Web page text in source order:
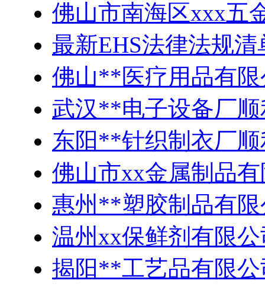
佛山市南海区xxx五
最新EHS法律法规清
佛山**医疗用品有
武汉**电子设备厂
东阳**针织制衣厂
佛山市xx金属制品
惠州**塑胶制品有
温州xx保鲜剂有限
揭阳**工艺品有限